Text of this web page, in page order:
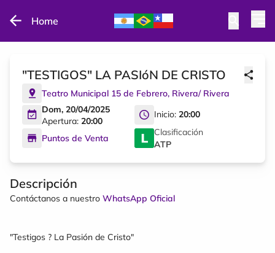
Home
"TESTIGOS" LA PASIóN DE CRISTO
Teatro Municipal 15 de Febrero, Rivera/ Rivera
Dom, 20/04/2025
Apertura: 20:00
Inicio: 20:00
Puntos de Venta
Clasificación
ATP
Descripción
Contáctanos a nuestro WhatsApp Oficial
"Testigos ? La Pasión de Cristo"